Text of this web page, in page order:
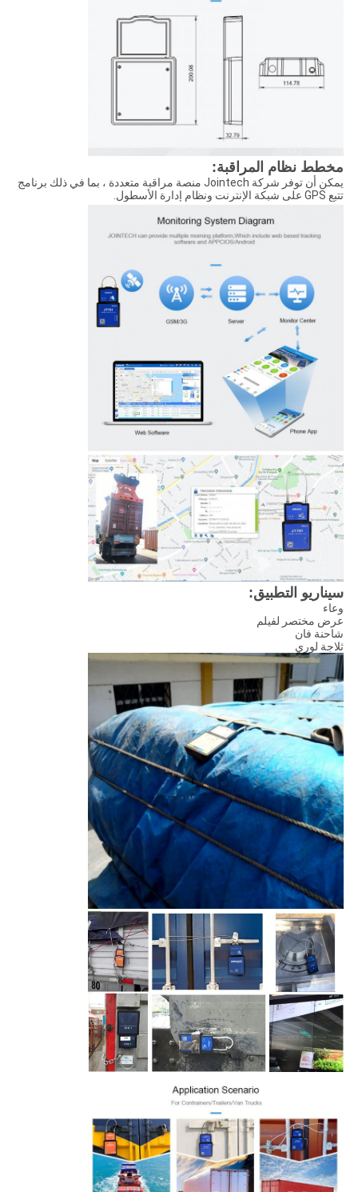
مخطط نظام المراقبة:
يمكن أن توفر شركة Jointech منصة مراقبة متعددة ، بما في ذلك برنامج
تتبع GPS على شبكة الإنترنت ونظام إدارة الأسطول.
سيناريو التطبيق:
وعاء
عرض مختصر لفيلم
شاحنة فان
ثلاجة لوري